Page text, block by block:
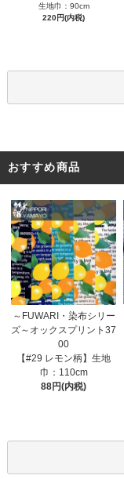
生地巾：90cm
220円(内税)
おすすめ商品
～FUWARI・染布シリー
ズ～オックスプリント37
00
【#29 レモン柄】生地
巾：110cm
88円(内税)